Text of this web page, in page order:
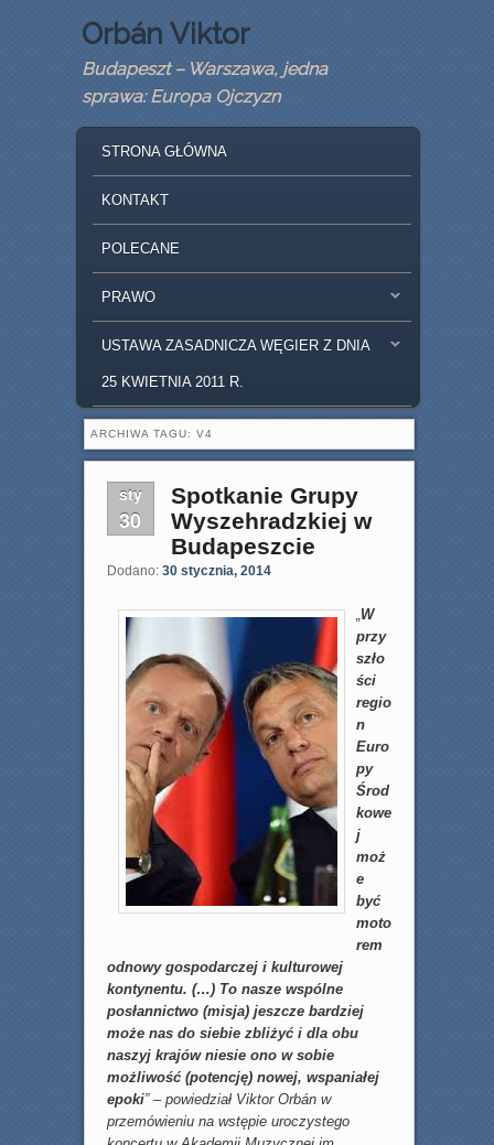
Orbán Viktor
Budapeszt – Warszawa, jedna
sprawa: Europa Ojczyzn
GŁÓWNE MENU
SKIP TO PRIMARY CONTENT
SKIP TO SECONDARY CONTENT
STRONA GŁÓWNA
KONTAKT
POLECANE
PRAWO
USTAWA ZASADNICZA WĘGIER Z DNIA
25 KWIETNIA 2011 R.
ARCHIWA TAGU: V4
sty
30
Spotkanie Grupy
Wyszehradzkiej w
Budapeszcie
Dodano: 30 stycznia, 2014
„W
przy
szło
ści
regio
n
Euro
py
Środ
kowe
j
moż
e
być
moto
rem
odnowy gospodarczej i kulturowej
kontynentu. (…) To nasze wspólne
posłannictwo (misja) jeszcze bardziej
może nas do siebie zbliżyć i dla obu
naszyj krajów niesie ono w sobie
możliwość (potencję) nowej, wspaniałej
epoki” – powiedział Viktor Orbán w
przemówieniu na wstępie uroczystego